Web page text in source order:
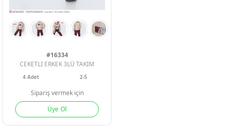
#16334
CEKETLİ ERKEK 3LÜ TAKIM
4Adet 2-5
Sipariş vermek için
Üye Ol